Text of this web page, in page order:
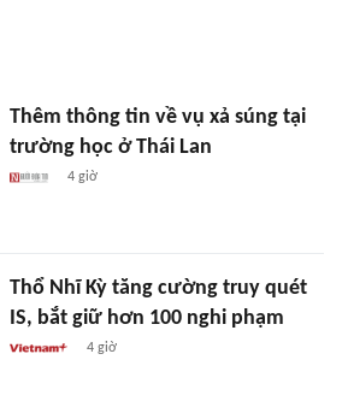
Thêm thông tin về vụ xả súng tại
trường học ở Thái Lan
4 giờ
Thổ Nhĩ Kỳ tăng cường truy quét
IS, bắt giữ hơn 100 nghi phạm
4 giờ